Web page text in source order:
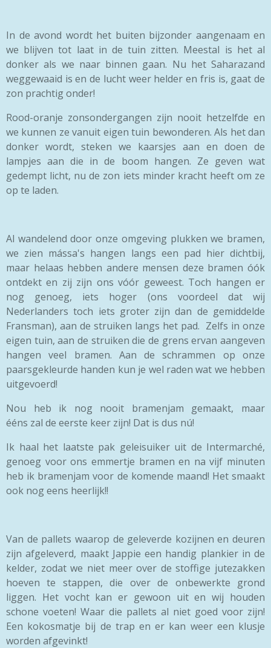
In de avond wordt het buiten bijzonder aangenaam en
we blijven tot laat in de tuin zitten. Meestal is het al
donker als we naar binnen gaan. Nu het Saharazand
weggewaaid is en de lucht weer helder en fris is, gaat de
zon prachtig onder!
Rood-oranje zonsondergangen zijn nooit hetzelfde en
we kunnen ze vanuit eigen tuin bewonderen. Als het dan
donker wordt, steken we kaarsjes aan en doen de
lampjes aan die in de boom hangen. Ze geven wat
gedempt licht, nu de zon iets minder kracht heeft om ze
op te laden.
Al wandelend door onze omgeving plukken we bramen,
we zien mássa's hangen langs een pad hier dichtbij,
maar helaas hebben andere mensen deze bramen óók
ontdekt en zij zijn ons vóór geweest. Toch hangen er
nog genoeg, iets hoger (ons voordeel dat wij
Nederlanders toch iets groter zijn dan de gemiddelde
Fransman), aan de struiken langs het pad. Zelfs in onze
eigen tuin, aan de struiken die de grens ervan aangeven
hangen veel bramen. Aan de schrammen op onze
paarsgekleurde handen kun je wel raden wat we hebben
uitgevoerd!
Nou heb ik nog nooit bramenjam gemaakt, maar
ééns zal de eerste keer zijn! Dat is dus nú!
Ik haal het laatste pak geleisuiker uit de Intermarché,
genoeg voor ons emmertje bramen en na vijf minuten
heb ik bramenjam voor de komende maand! Het smaakt
ook nog eens heerlijk!!
Van de pallets waarop de geleverde kozijnen en deuren
zijn afgeleverd, maakt Jappie een handig plankier in de
kelder, zodat we niet meer over de stoffige jutezakken
hoeven te stappen, die over de onbewerkte grond
liggen. Het vocht kan er gewoon uit en wij houden
schone voeten! Waar die pallets al niet goed voor zijn!
Een kokosmatje bij de trap en er kan weer een klusje
worden afgevinkt!